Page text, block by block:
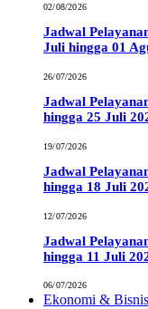
02/08/2026
Jadwal
Juli hingga 01
26/07/2026
Jadwal
hingga 25 Juli
19/07/2026
Jadwal
hingga 18 Juli
12/07/2026
Jadwal
hingga 11 Juli
06/07/2026
Ekonomi & Bisnis